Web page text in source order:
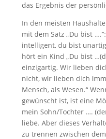
das Ergebnis der
In den meisten
mit dem Satz „Du bist
intelligent, du bist
hört ein Kind „Du bist
einzigartig. Wir lieben
nicht, wir lieben dich
Mensch, als Wesen.“
gewünscht ist, ist eine
mein Sohn/Tochter ….
liebe. Aber dieses
zu trennen zwischen